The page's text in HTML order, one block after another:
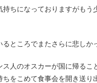
ちになっておりますがも
ところでまたさらに悲しか
人のオスカーが国に帰るこ
をこめて食事会を開き送